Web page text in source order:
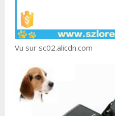
Vu sur sc02.alicdn.com